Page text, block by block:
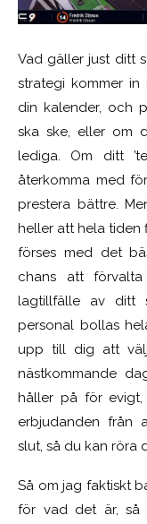
Vad gäller just ditt
strategi kommer
din kalender, och
ska ske, eller om
lediga. Om ditt
återkomma med
prestera bättre.
heller att hela tiden
förses med det
chans att
lagtillfälle av ditt
personal bollas
upp till dig att
nästkommande
håller på för
erbjudanden från
slut, så du kan röra
Så om jag faktiskt
för vad det är, så